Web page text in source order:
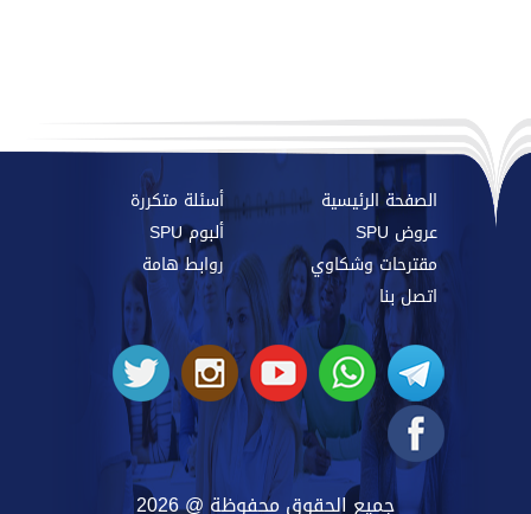
الصفحة الرئيسية
أسئلة متكررة
عروض SPU
ألبوم SPU
مقترحات وشكاوي
روابط هامة
اتصل بنا
جميع الحقوق محفوظة @ 2026